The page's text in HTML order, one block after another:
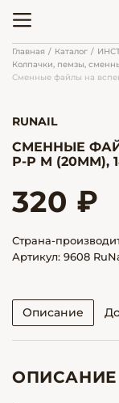
Главная Каталог
Колпачки, пемзы,
Сменные файлы на
RUNAIL
СМЕННЫЕ
Р-Р M (20ММ),
320 ₽
Страна-
Артикул: 9608
Описание
ОПИСАНИЕ